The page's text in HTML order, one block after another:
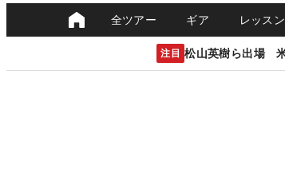
全ツアー ギア レッスン
注目 松山英樹ら出場